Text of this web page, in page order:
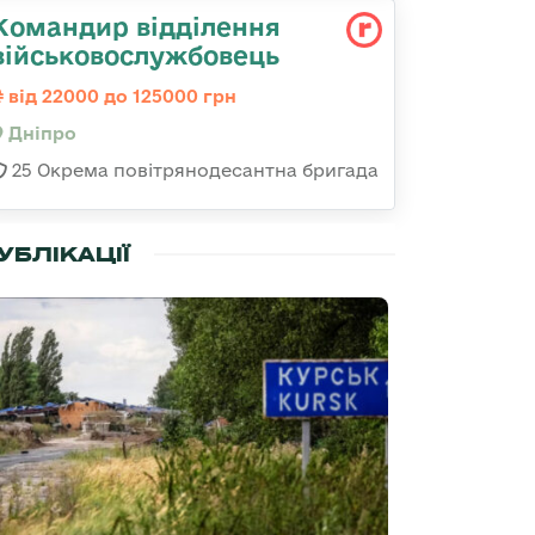
відділення
від 22000 до 125000 грн
Дніпро
25 Окрема повітрянодесантна бригада